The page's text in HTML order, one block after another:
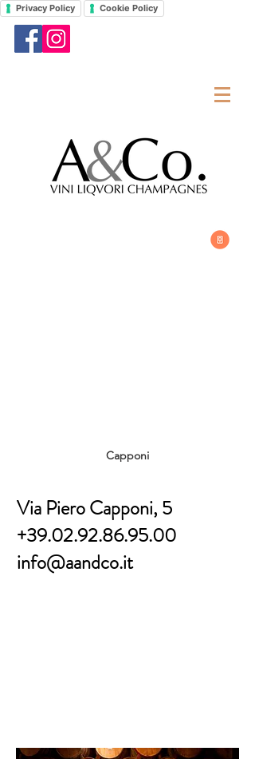
Privacy Policy Cookie Policy
Capponi
Via Piero Capponi, 5
+39.02.92.86.95.00
info@aandco.it